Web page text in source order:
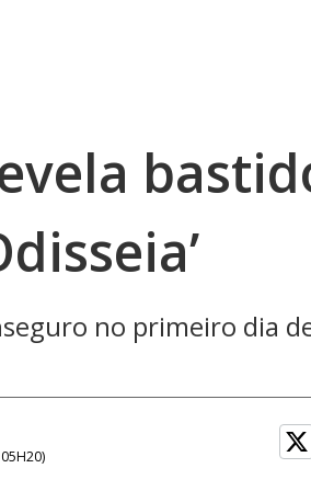
no primeiro dia
)